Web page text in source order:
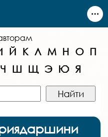
Й К Л М Н О П
Ч Ш Щ Э Ю Я